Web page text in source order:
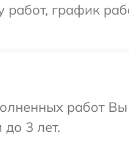
график
работ
3 лет.